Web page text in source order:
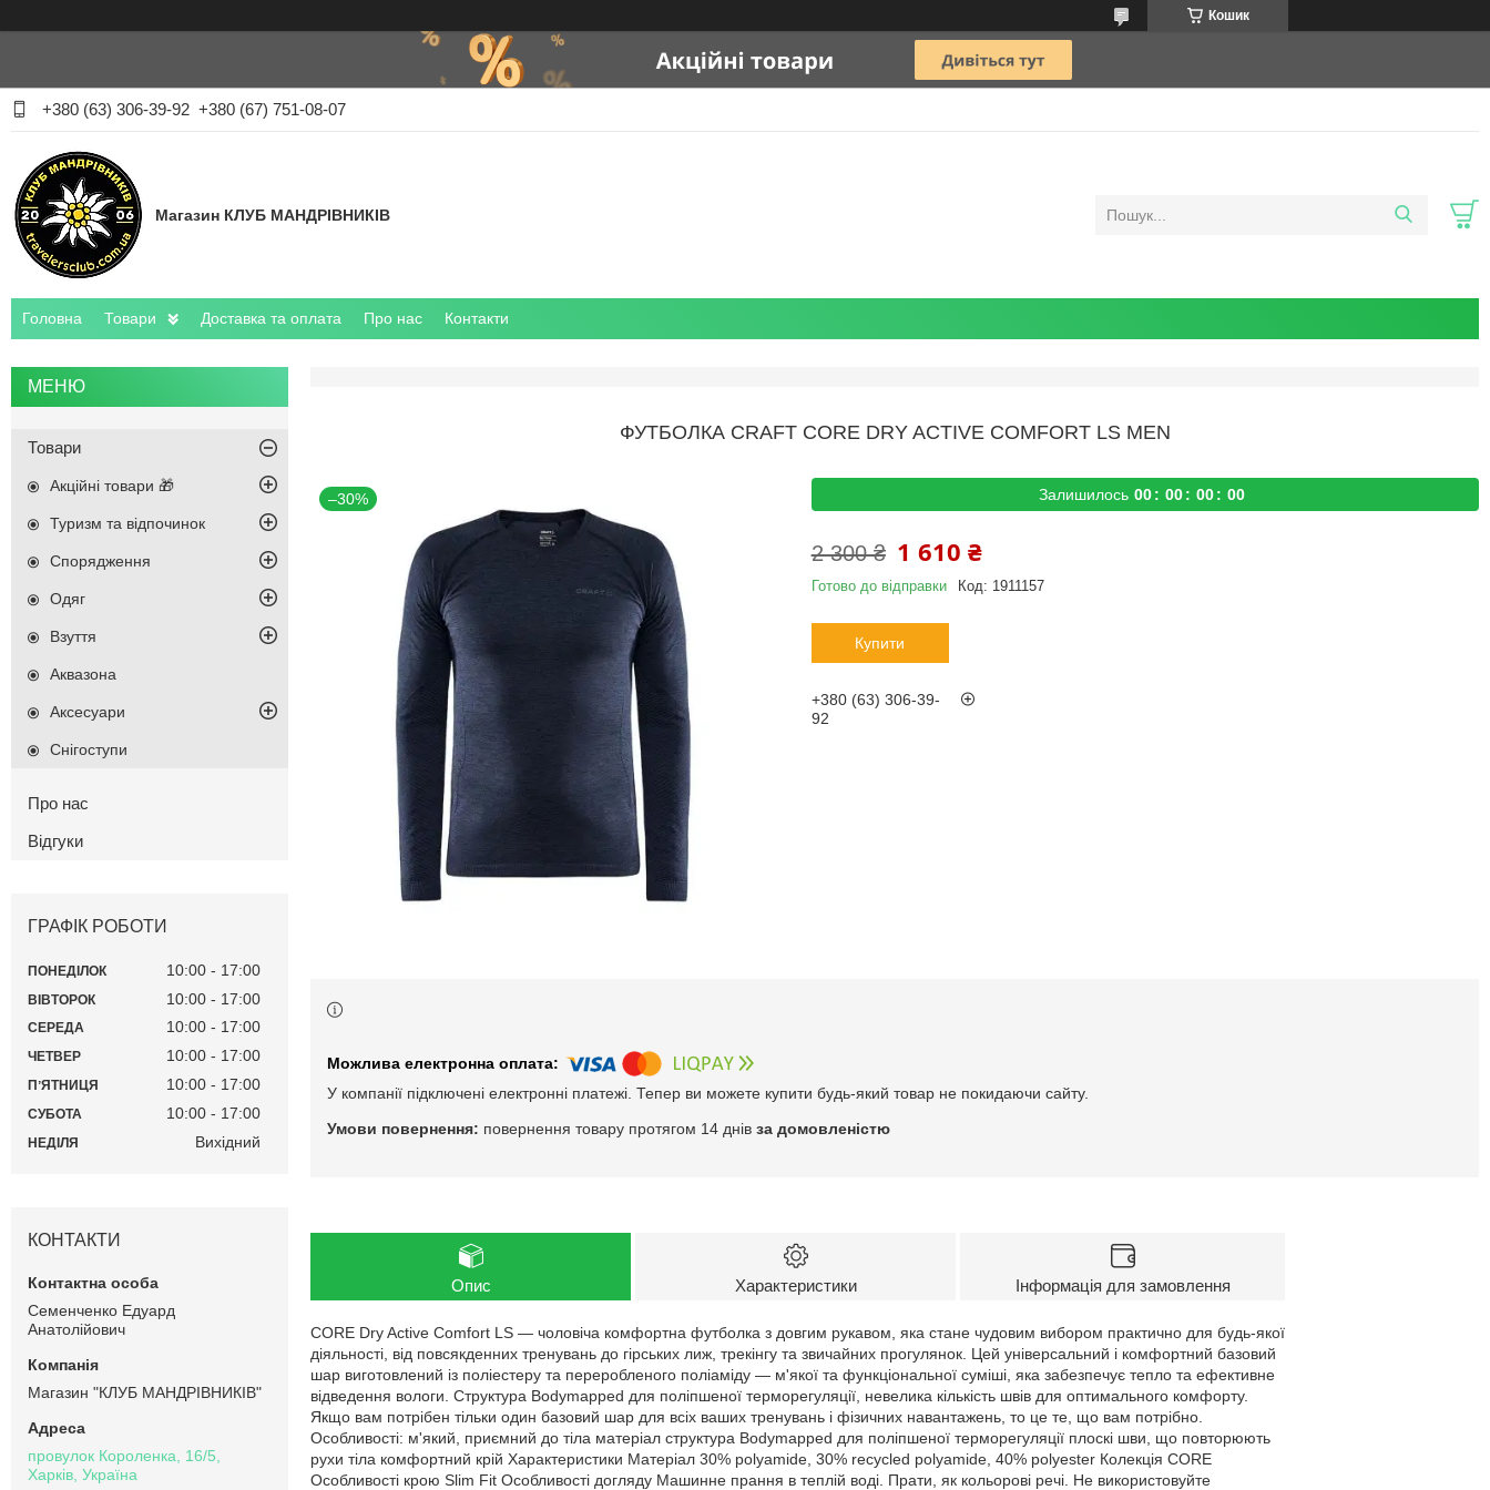
Кошик
+380 (63) 306-39-92 +380 (67) 751-08-07
Магазин КЛУБ МАНДРІВНИКІВ
Головна Товари Доставка та оплата Про нас Контакти
ФУТБОЛКА CRAFT CORE DRY ACTIVE COMFORT LS MEN
–30% Залишилось 00 00 00 00
2 300 ₴ 1 610 ₴
Готово до відправки Код: 1911157
Купити
+380 (63) 306-39-
92
У компанії підключені електронні платежі. Тепер ви можете купити будь-який товар не покидаючи сайту.
повернення товару протягом 14 днів за домовленістю
Опис Характеристики Інформація для замовлення
CORE Dry Active Comfort LS — чоловіча комфортна футболка з довгим рукавом, яка стане чудовим вибором практично для будь-якої
діяльності, від повсякденних тренувань до гірських лиж, трекінгу та звичайних прогулянок. Цей універсальний і комфортний базовий
шар виготовлений із поліестеру та переробленого поліаміду — м'якої та функціональної суміші, яка забезпечує тепло та ефективне
відведення вологи. Структура Bodymapped для поліпшеної терморегуляції, невелика кількість швів для оптимального комфорту.
Якщо вам потрібен тільки один базовий шар для всіх ваших тренувань і фізичних навантажень, то це те, що вам потрібно.
Особливості: м'який, приємний до тіла матеріал структура Bodymapped для поліпшеної терморегуляції плоскі шви, що повторюють
рухи тіла комфортний крій Характеристики Матеріал 30% polyamide, 30% recycled polyamide, 40% polyester Колекція CORE
Особливості крою Slim Fit Особливості догляду Машинне прання в теплій воді. Прати, як кольорові речі. Не використовуйте
Товари
Акційні товари 🎁
Туризм та відпочинок
Спорядження
Одяг
Взуття
Аквазона
Аксесуари
Снігоступи
Про нас
Відгуки
ГРАФІК РОБОТИ
ПОНЕДІЛОК 10:00 17:00
ВІВТОРОК 10:00 17:00
СЕРЕДА 10:00 17:00
ЧЕТВЕР 10:00 17:00
ПʼЯТНИЦЯ 10:00 17:00
СУБОТА 10:00 17:00
НЕДІЛЯ Вихідний
КОНТАКТИ
Семенченко Едуард
Анатолійович
Магазин "КЛУБ МАНДРІВНИКІВ"
провулок Короленка, 16/5,
Харків, Україна